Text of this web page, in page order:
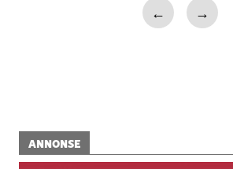
← →
ANNONSE